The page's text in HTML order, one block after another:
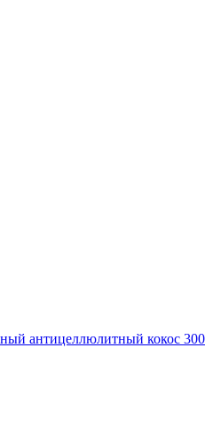
антицеллюлитный кокос 300